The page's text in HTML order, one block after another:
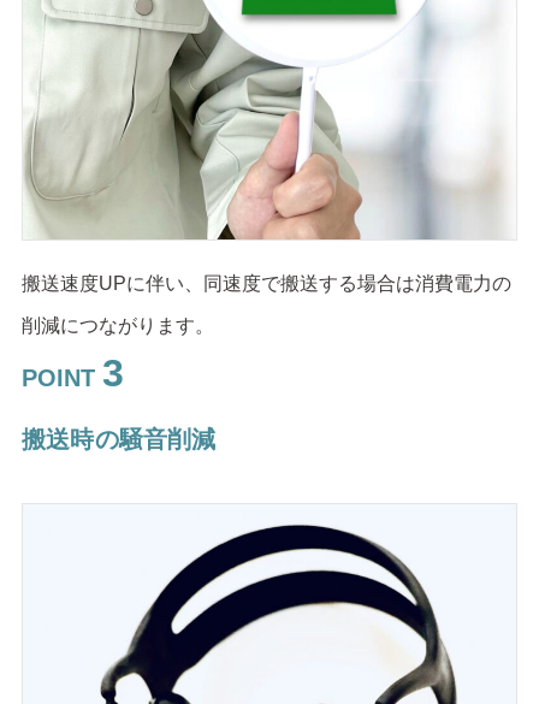
搬送速度UPに伴い、同速度で搬送する場合は消費電力の
削減につながります。
POINT 3
搬送時の騒音削減